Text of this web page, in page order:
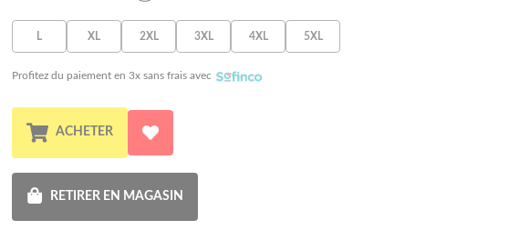
L XL 2XL 3XL 4XL 5XL
Profitez du paiement en 3x sans frais avec
ACHETER
RETIRER EN MAGASIN